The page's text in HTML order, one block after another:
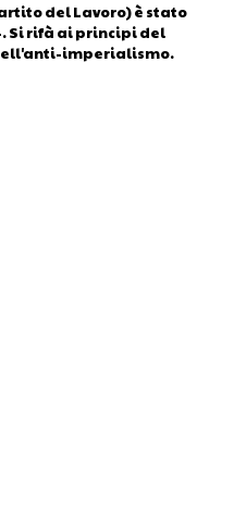
del Lavoro) è stato
Si rifà ai principi del
imperialismo.